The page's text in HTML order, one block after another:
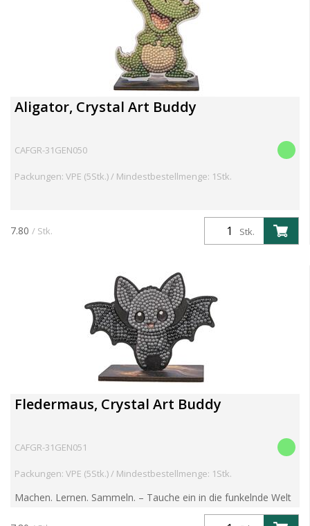
Aligator, Crystal Art Buddy
CAFGR-31GEN050
Packungen: VPE (5Stk.) / Mindestbestellmenge: 1Stk.
Stk.
7.80 / Stk.
Fledermaus, Crystal Art Buddy
CAFGR-31GEN051
Packungen: VPE (5Stk.) / Mindestbestellmenge: 1Stk.
Machen. Lernen. Sammeln. – Tauche ein in die funkelnde Welt
der Crystal Art Wildlife Buddies! Entdecke die brandneue